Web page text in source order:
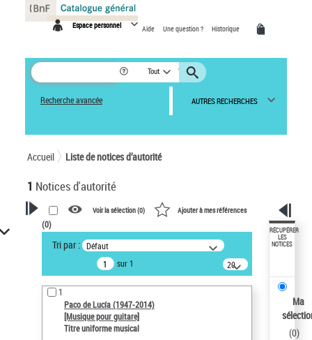
Espace personnel Aide Une question ? Historique
Tout
Recherche avancée AUTRES RECHERCHES
Accueil Liste de notices d’autorité
1 Notices d'autorité
VOTRE RECHERCHE
Recherche avancée dans les
notices d’autorité
Œuvres liées à l'auteur :
Paco de Lucía (1947-2014)
Type de notice d'autorité
Voir la sélection (0) Ajouter à mes références
(0)
Tri par : Défaut
sur 1
20
résultats/page
1
Paco de Lucía (1947-2014)
[Musique pour guitare]
Titre uniforme musical
RÉCUPÉRER
LES
NOTICES
Ma
(0)
Panneau de gestion des cookies